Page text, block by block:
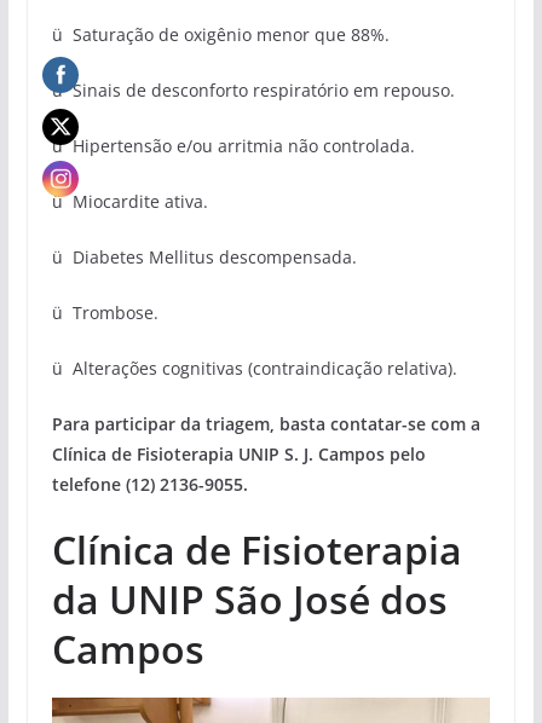
ü Saturação de oxigênio menor que 88%.
ü Sinais de desconforto respiratório em repouso.
ü Hipertensão e/ou arritmia não controlada.
ü Miocardite ativa.
ü Diabetes Mellitus descompensada.
ü Trombose.
ü Alterações cognitivas (contraindicação relativa).
Para participar da triagem, basta contatar-se com a
Clínica de Fisioterapia UNIP S. J. Campos pelo
telefone (12) 2136-9055.​
Clínica de Fisioterapia
da UNIP São José dos
Campos